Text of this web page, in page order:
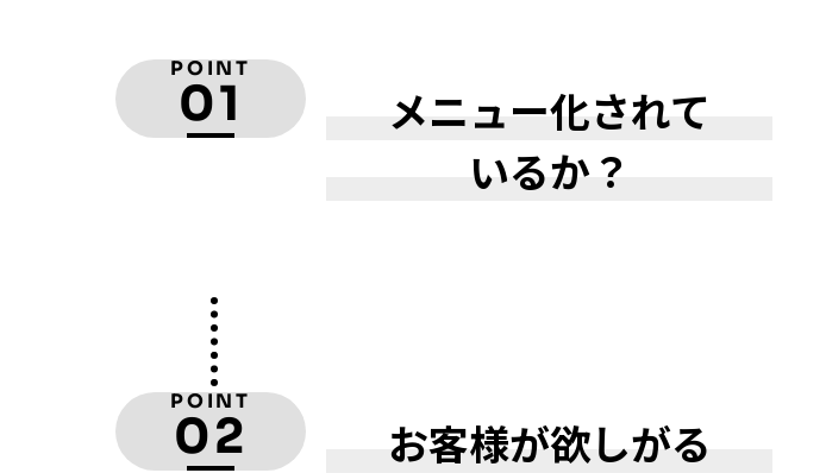
POINT
01
メニュー化されて
いるか？
POINT
02
お客様が欲しがる